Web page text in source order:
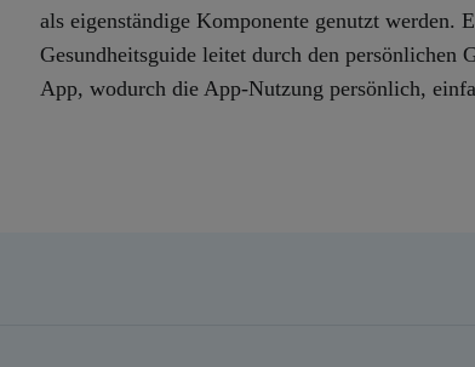
als eigenständige Komponente genutzt werden.
Gesundheitsguide leitet durch den persönlichen
App, wodurch die App-Nutzung persönlich,